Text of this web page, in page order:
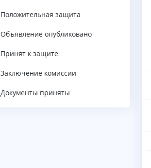
Положительная защита
Объявление опубликовано
Принят к защите
Заключение комиссии
Документы приняты